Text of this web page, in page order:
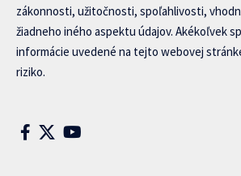
zákonnosti, užitočnosti, spoľahlivosti,
žiadneho iného aspektu údajov. Akékoľvek
informácie uvedené na tejto webovej
riziko.